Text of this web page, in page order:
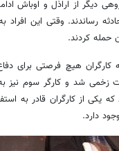
دیگر از اراذل و اوباش
رساندند. وقتی این افراد
حمله کردند.
هیچ فرصتی برای دفاع
شد و کارگر سوم نیز
یکی از کارگران قادر به
دارد.